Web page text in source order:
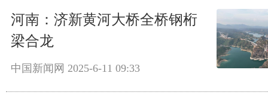
河南：济新黄河大桥全桥钢桁
梁合龙
中国新闻网 2025-6-11 09:33